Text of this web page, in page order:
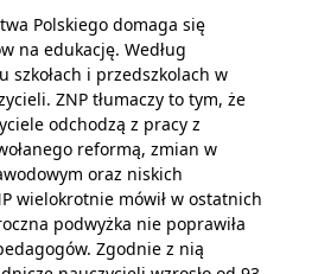
Polskiego domaga się
na edukację. Według
szkołach i przedszkolach w
ZNP tłumaczy to tym, że
odchodzą z pracy z
reformą, zmian w
oraz niskich
wielokrotnie mówił w ostatnich
podwyżka nie poprawiła
Zgodnie z nią